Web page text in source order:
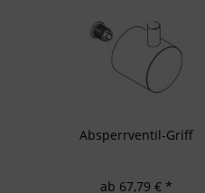
Absperrventil-Griff
ab 67,79 € *